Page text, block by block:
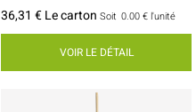
36,31 € Le carton Soit 0.00 € l'unité
VOIR LE DÉTAIL